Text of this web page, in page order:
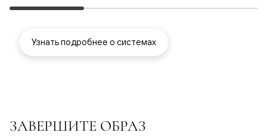
Узнать подробнее о системах
ЗАВЕРШИТЕ ОБРАЗ